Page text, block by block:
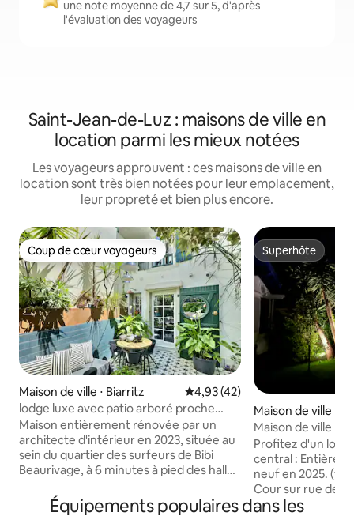
une note moyenne de 4,7 sur 5, d'après
l'évaluation des voyageurs
Saint-Jean-de-Luz : maisons de ville en
location parmi les mieux notées
Les voyageurs approuvent : ces maisons de ville en
location sont très bien notées pour leur emplacement,
leur propreté et bien plus encore.
Coup de cœur voyageurs
Coup de cœur voyageurs
Maison de ville ⋅ Biarritz Évaluation moyenne sur la
4,93 (42)
lodge luxe avec patio arboré proche
centre et mer
Maison entièrement rénovée par un
architecte d'intérieur en 2023, située au
sein du quartier des surfeurs de Bibi
Beaurivage, à 6 minutes à pied des halles
plage de la Milady et des somptueux
Superhôte
Superhôte
Maison de ville ⋅
e-Luz
Maison de ville
Profitez d'un
central : Entièrement rénové et équipé à
neuf en 2025. (y
Cour sur rue
électrique avec 1
Équipements populaires dans les